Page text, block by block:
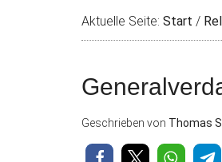
Aktuelle Seite: Start /
Geschrieben von Thomas